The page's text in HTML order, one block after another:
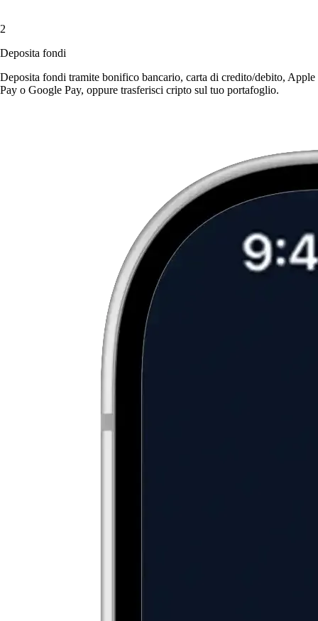
2
Deposita fondi
Deposita fondi tramite bonifico bancario, carta di credito/debito, Apple
Pay o Google Pay, oppure trasferisci cripto sul tuo portafoglio.